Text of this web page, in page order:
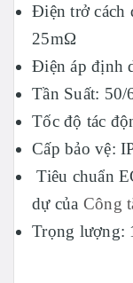
Điện trở cách
25mΩ
Điện áp định
Tần Suất: 50/
Tốc độ tác
Cấp bảo vệ:
Tiêu chuẩn
dự của Công
Trọng lượng: